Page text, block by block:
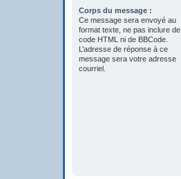
Corps du message :
Ce message sera envoyé au
format texte, ne pas inclure de
code HTML ni de BBCode.
L’adresse de réponse à ce
message sera votre adresse
courriel.